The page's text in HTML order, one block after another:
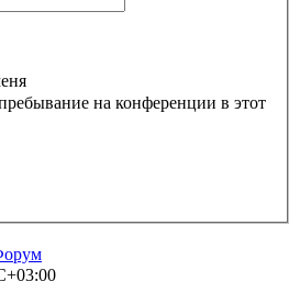
на конференции в этот